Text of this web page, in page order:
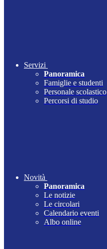
Servizi
Panoramica
Famiglie e studenti
Personale scolastico
Percorsi di studio
Novità
Panoramica
Le notizie
Le circolari
Calendario eventi
Albo online